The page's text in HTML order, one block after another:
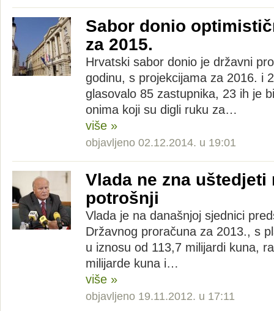
Sabor donio
za 2015.
Hrvatski sabor donio je državni
godinu, s projekcijama za 2016. i
glasovalo 85 zastupnika, 23 ih je
onima koji su digli ruku za…
više »
objavljeno 02.12.2014. u 19:01
Vlada ne zna uštedjeti
potrošnji
Vlada je na današnjoj sjednici
Državnog proračuna za 2013., s
u iznosu od 113,7 milijardi kuna,
milijarde kuna i…
više »
objavljeno 19.11.2012. u 17:11